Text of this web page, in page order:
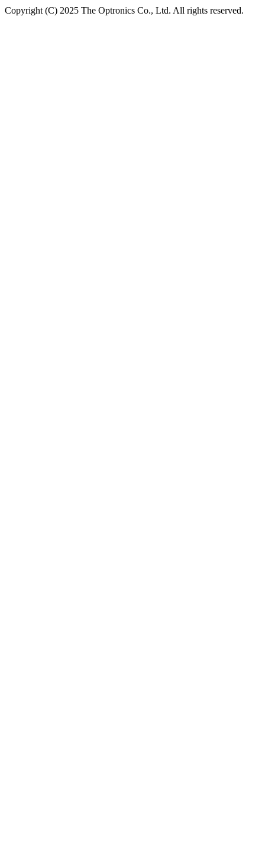
Copyright (C) 2025 The Optronics Co., Ltd. All rights reserved.